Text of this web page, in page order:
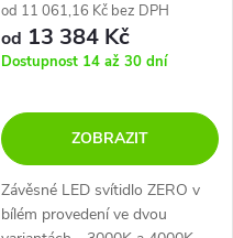
od 11 061,16 Kč bez DPH
od 13 384 Kč
Dostupnost 14 až 30 dní
ZOBRAZIT
Závěsné LED svítidlo ZERO v
bílém provedení ve dvou